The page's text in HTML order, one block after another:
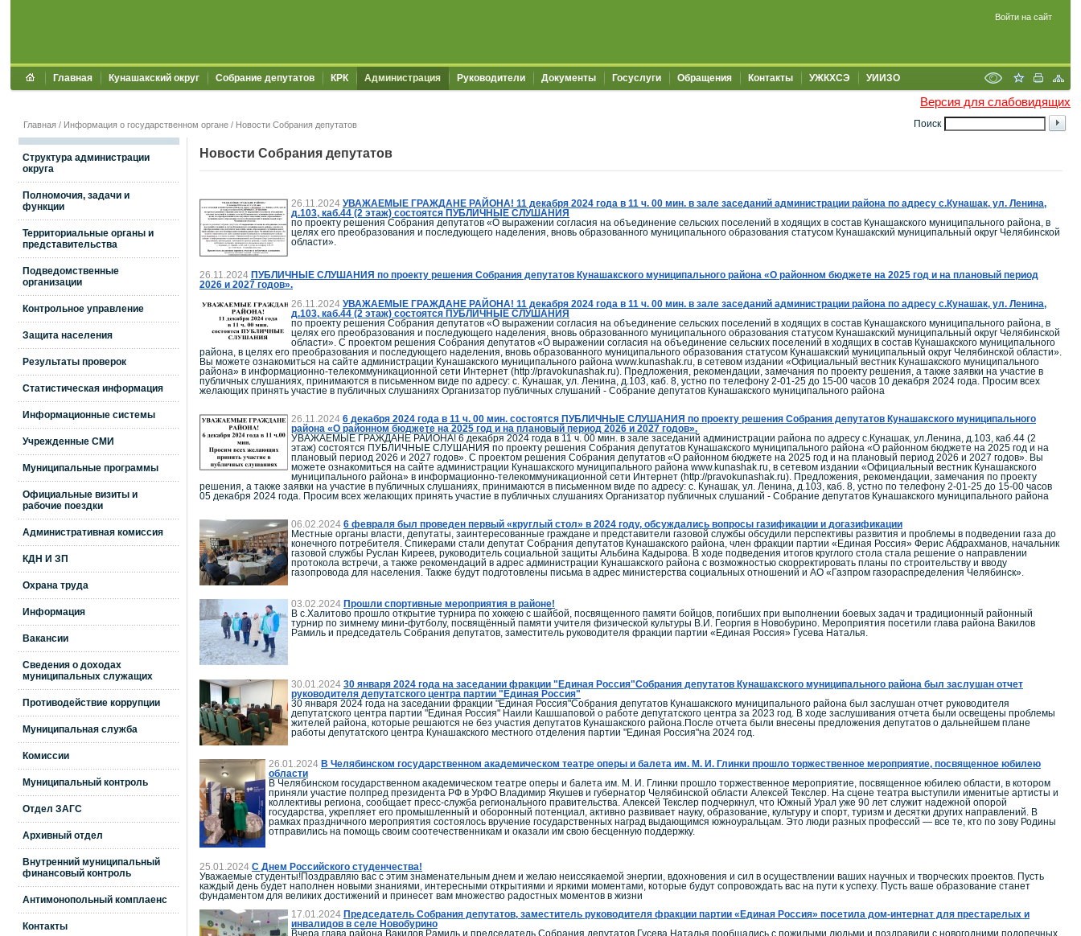
Войти на сайт
Главная Кунашакский округ Собрание депутатов КРК Администрация Руководители Документы Госуслуги Обращения Контакты УЖКХСЭ УИИЗО
Версия для слабовидящих
Поиск
Главная / Информация о государственном органе / Новости Собрания депутатов
Структура администрации
округа
Полномочия, задачи и
функции
Территориальные органы и
представительства
Подведомственные
организации
Контрольное управление
Защита населения
Результаты проверок
Статистическая информация
Информационные системы
Учрежденные СМИ
Муниципальные программы
Официальные визиты и
рабочие поездки
Административная комиссия
КДН И ЗП
Охрана труда
Информация
Вакансии
Сведения о доходах
муниципальных служащих
Противодействие коррупции
Муниципальная служба
Комиссии
Муниципальный контроль
Отдел ЗАГС
Архивный отдел
Внутренний муниципальный
финансовый контроль
Антимонопольный комплаенс
Контакты
Новости Собрания депутатов
26.11.2024 УВАЖАЕМЫЕ ГРАЖДАНЕ РАЙОНА! 11 декабря 2024 года в 11 ч. 00 мин. в зале заседаний администрации района по адресу с.Кунашак, ул. Ленина,
д.103, каб.44 (2 этаж) состоятся ПУБЛИЧНЫЕ СЛУШАНИЯ
по проекту решения Собрания депутатов «О выражении согласия на объединение сельских поселений в ходящих в состав Кунашакского муниципального района, в
целях его преобразования и последующего наделения, вновь образованного муниципального образования статусом Кунашакский муниципальный округ Челябинской
области».
26.11.2024 ПУБЛИЧНЫЕ СЛУШАНИЯ по проекту решения Собрания депутатов Кунашакского муниципального района «О районном бюджете на 2025 год и на плановый период
2026 и 2027 годов».
26.11.2024 УВАЖАЕМЫЕ ГРАЖДАНЕ РАЙОНА! 11 декабря 2024 года в 11 ч. 00 мин. в зале заседаний администрации района по адресу с.Кунашак, ул. Ленина,
д.103, каб.44 (2 этаж) состоятся ПУБЛИЧНЫЕ СЛУШАНИЯ
по проекту решения Собрания депутатов «О выражении согласия на объединение сельских поселений в ходящих в состав Кунашакского муниципального района, в
целях его преобразования и последующего наделения, вновь образованного муниципального образования статусом Кунашакский муниципальный округ Челябинской
области». С проектом решения Собрания депутатов «О выражении согласия на объединение сельских поселений в ходящих в состав Кунашакского муниципального
района, в целях его преобразования и последующего наделения, вновь образованного муниципального образования статусом Кунашакский муниципальный округ Челябинской области».
Вы можете ознакомиться на сайте администрации Кунашакского муниципального района www.kunashak.ru, в сетевом издании «Официальный вестник Кунашакского муниципального
района» в информационно-телекоммуникационной сети Интернет (http://pravokunashak.ru). Предложения, рекомендации, замечания по проекту решения, а также заявки на участие в
публичных слушаниях, принимаются в письменном виде по адресу: с. Кунашак, ул. Ленина, д.103, каб. 8, устно по телефону 2-01-25 до 15-00 часов 10 декабря 2024 года. Просим всех
желающих принять участие в публичных слушаниях Организатор публичных слушаний - Собрание депутатов Кунашакского муниципального района
26.11.2024 6 декабря 2024 года в 11 ч. 00 мин. cостоятся ПУБЛИЧНЫЕ СЛУШАНИЯ по проекту решения Собрания депутатов Кунашакского муниципального
района «О районном бюджете на 2025 год и на плановый период 2026 и 2027 годов».
УВАЖАЕМЫЕ ГРАЖДАНЕ РАЙОНА! 6 декабря 2024 года в 11 ч. 00 мин. в зале заседаний администрации района по адресу с.Кунашак, ул.Ленина, д.103, каб.44 (2
этаж) состоятся ПУБЛИЧНЫЕ СЛУШАНИЯ по проекту решения Собрания депутатов Кунашакского муниципального района «О районном бюджете на 2025 год и на
плановый период 2026 и 2027 годов». С проектом решения Собрания депутатов «О районном бюджете на 2025 год и на плановый период 2026 и 2027 годов». Вы
можете ознакомиться на сайте администрации Кунашакского муниципального района www.kunashak.ru, в сетевом издании «Официальный вестник Кунашакского
муниципального района» в информационно-телекоммуникационной сети Интернет (http://pravokunashak.ru). Предложения, рекомендации, замечания по проекту
решения, а также заявки на участие в публичных слушаниях, принимаются в письменном виде по адресу: с. Кунашак, ул. Ленина, д.103, каб. 8, устно по телефону 2-01-25 до 15-00 часов
05 декабря 2024 года. Просим всех желающих принять участие в публичных слушаниях Организатор публичных слушаний - Собрание депутатов Кунашакского муниципального района
06.02.2024 6 февраля был проведен первый «круглый стол» в 2024 году, обсуждались вопросы газификации и догазификации
Местные органы власти, депутаты, заинтересованные граждане и представители газовой службы обсудили перспективы развития и проблемы в подведении газа до
конечного потребителя. Спикерами стали депутат Собрания депутатов Кунашакского района, член фракции партии «Единая Россия» Ферис Абдрахманов, начальник
газовой службы Руслан Киреев, руководитель социальной защиты Альбина Кадырова. В ходе подведения итогов круглого стола стала решение о направлении
протокола встречи, а также рекомендаций в адрес администрации Кунашакского района с возможностью скорректировать планы по строительству и вводу
газопровода для населения. Также будут подготовлены письма в адрес министерства социальных отношений и АО «Газпром газораспределения Челябинск».
03.02.2024 Прошли спортивные мероприятия в районе!
В с.Халитово прошло открытие турнира по хоккею с шайбой, посвященного памяти бойцов, погибших при выполнении боевых задач и традиционный районный
турнир по зимнему мини-футболу, посвящённый памяти учителя физической культуры В.И. Георгия в Новобурино. Мероприятия посетили глава района Вакилов
Рамиль и председатель Собрания депутатов, заместитель руководителя фракции партии «Единая Россия» Гусева Наталья.
30.01.2024 30 января 2024 года на заседании фракции "Единая Россия"Собрания депутатов Кунашакского муниципального района был заслушан отчет
руководителя депутатского центра партии "Единая Россия"
30 января 2024 года на заседании фракции "Единая Россия"Собрания депутатов Кунашакского муниципального района был заслушан отчет руководителя
депутатского центра партии "Единая Россия" Наили Кашшаповой о работе депутатского центра за 2023 год. В ходе заслушивания отчета были освещены проблемы
жителей района, которые решаются не без участия депутатов Кунашакского района.После отчета были внесены предложения депутатов о дальнейшем плане
работы депутатского центра Кунашакского местного отделения партии "Единая Россия"на 2024 год.
26.01.2024 В Челябинском государственном академическом театре оперы и балета им. М. И. Глинки прошло торжественное мероприятие, посвященное юбилею
области
В Челябинском государственном академическом театре оперы и балета им. М. И. Глинки прошло торжественное мероприятие, посвященное юбилею области, в котором
приняли участие полпред президента РФ в УрФО Владимир Якушев и губернатор Челябинской области Алексей Текслер. На сцене театра выступили именитые артисты и
коллективы региона, сообщает пресс-служба регионального правительства. Алексей Текслер подчеркнул, что Южный Урал уже 90 лет служит надежной опорой
государства, укрепляет его промышленный и оборонный потенциал, активно развивает науку, образование, культуру и спорт, туризм и десятки других направлений. В
рамках праздничного мероприятия состоялось вручение государственных наград выдающимся южноуральцам. Это люди разных профессий — все те, кто по зову Родины
отправились на помощь своим соотечественникам и оказали им свою бесценную поддержку.
25.01.2024 С Днем Российского студенчества!
Уважаемые студенты!Поздравляю вас с этим знаменательным днем и желаю неиссякаемой энергии, вдохновения и сил в осуществлении ваших научных и творческих проектов. Пусть
каждый день будет наполнен новыми знаниями, интересными открытиями и яркими моментами, которые будут сопровождать вас на пути к успеху. Пусть ваше образование станет
фундаментом для великих достижений и принесет вам множество радостных моментов в жизни
17.01.2024 Председатель Собрания депутатов, заместитель руководителя фракции партии «Единая Россия» посетила дом-интернат для престарелых и
инвалидов в селе Новобурино
Вчера глава района Вакилов Рамиль и председатель Собрания депутатов Гусева Наталья пообщались с пожилыми людьми и поздравили с новогодними подопечных